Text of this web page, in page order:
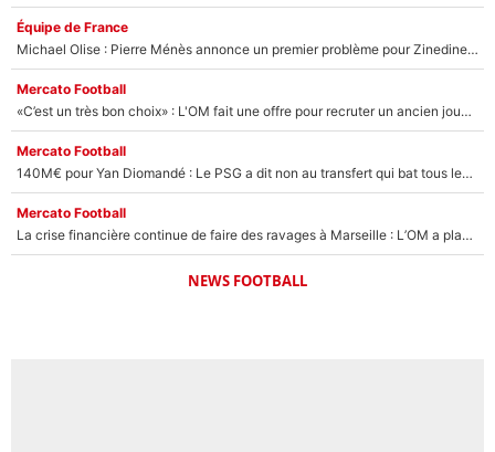
Équipe de France
Michael Olise : Pierre Ménès annonce un premier problème pour Zinedine Zidane en équipe de France
Mercato Football
«C’est un très bon choix» : L'OM fait une offre pour recruter un ancien joueur du PSG... et c'est validé dans l'After Foot !
Mercato Football
140M€ pour Yan Diomandé : Le PSG a dit non au transfert qui bat tous les records sur le mercato
Mercato Football
La crise financière continue de faire des ravages à Marseille : L’OM a placé 12 joueurs sur le marché des transferts… et ça pourrait lui rapporter près de 100M€ !
NEWS FOOTBALL